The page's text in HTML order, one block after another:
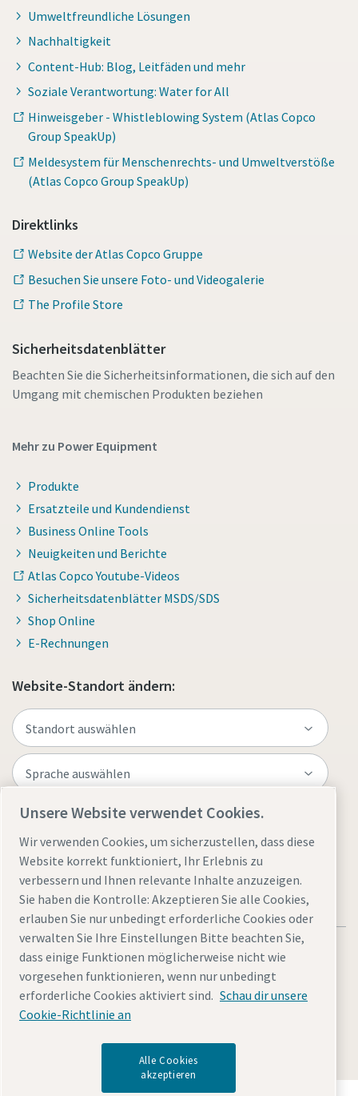
Umweltfreundliche Lösungen
Nachhaltigkeit
Content-Hub: Blog, Leitfäden und mehr
Soziale Verantwortung: Water for All
Hinweisgeber - Whistleblowing System (Atlas Copco
Group SpeakUp)
Meldesystem für Menschenrechts- und Umweltverstöße
(Atlas Copco Group SpeakUp)
Direktlinks
Website der Atlas Copco Gruppe
Besuchen Sie unsere Foto- und Videogalerie
The Profile Store
Sicherheitsdatenblätter
Beachten Sie die Sicherheitsinformationen, die sich auf den
Umgang mit chemischen Produkten beziehen
Mehr zu Power Equipment
Produkte
Ersatzteile und Kundendienst
Business Online Tools
Neuigkeiten und Berichte
Atlas Copco Youtube-Videos
Sicherheitsdatenblätter MSDS/SDS
Shop Online
E-Rechnungen
Website-Standort ändern:
Website besuchen
Rechtliche Hinweise und Datenschutzerklärung
© 2026 Atlas Copco
Unsere Website verwendet Cookies.
Wir verwenden Cookies, um sicherzustellen, dass diese
Website korrekt funktioniert, Ihr Erlebnis zu
verbessern und Ihnen relevante Inhalte anzuzeigen.
Sie haben die Kontrolle: Akzeptieren Sie alle Cookies,
erlauben Sie nur unbedingt erforderliche Cookies oder
verwalten Sie Ihre Einstellungen Bitte beachten Sie,
dass einige Funktionen möglicherweise nicht wie
vorgesehen funktionieren, wenn nur unbedingt
erforderliche Cookies aktiviert sind. Schau dir unsere
Cookie-Richtlinie an
Alle Cookies
akzeptieren